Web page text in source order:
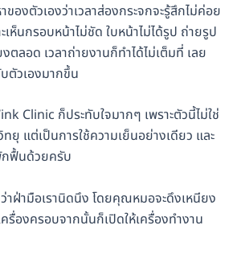
ของตัวเองว่าเวลาส่องกระจกจะรู้สึกไม่ค่อย
เห็นกรอบหน้าไม่ชัด ใบหน้าไม่ได้รูป ถ่ายรูป
ตลอด เวลาถ่ายงานก็ทำได้ไม่เต็มที่ เลย
ตัวเองมากขึ้น
Clinic ก็ประทับใจมากๆ เพราะตัวนี้ไม่ใช่
ยุ แต่เป็นการใช้ความเย็นอย่างเดียว และ
กฟื้นด้วยครับ
าฝ่ามือเรานิดนึง โดยคุณหมอจะดึงเหนียง
รื่องครอบจากนั้นก็เปิดให้เครื่องทำงาน